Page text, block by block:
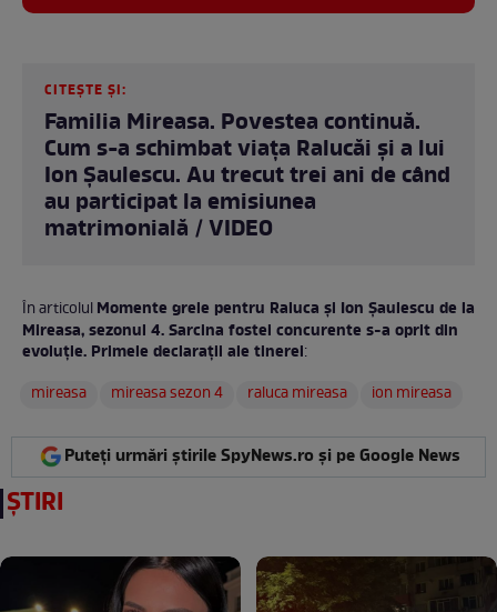
CITEȘTE ȘI:
Familia Mireasa. Povestea continuă.
Cum s-a schimbat viața Ralucăi și a lui
Ion Șaulescu. Au trecut trei ani de când
au participat la emisiunea
matrimonială / VIDEO
În articolulMomente grele pentru Raluca și Ion Șaulescu de la
Mireasa, sezonul 4. Sarcina fostei concurente s-a oprit din
evoluție. Primele declarații ale tinerei:
mireasa
mireasa sezon 4 raluca mireasa ion mireasa
Puteți urmări știrile SpyNews.ro și pe Google News
ȘTIRI